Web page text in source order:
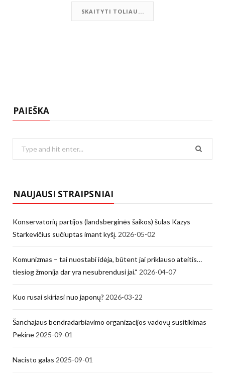
SKAITYTI TOLIAU...
PAIEŠKA
NAUJAUSI STRAIPSNIAI
Konservatorių partijos (landsberginės šaikos) šulas Kazys
Starkevičius sučiuptas imant kyšį. 2026-05-02
Komunizmas – tai nuostabi idėja, būtent jai priklauso ateitis…
tiesiog žmonija dar yra nesubrendusi jai.“ 2026-04-07
Kuo rusai skiriasi nuo japonų? 2026-03-22
Šanchajaus bendradarbiavimo organizacijos vadovų susitikimas
Pekine 2025-09-01
Nacisto galas 2025-09-01